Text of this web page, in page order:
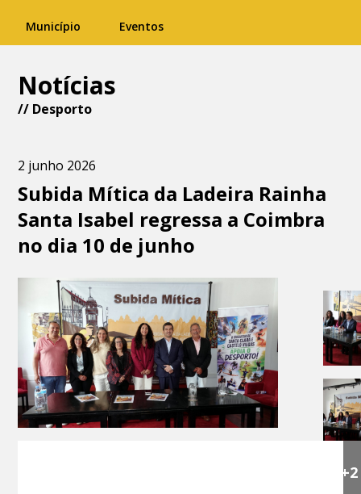
Município Eventos
Notícias
// Desporto
2 junho 2026
Subida Mítica da Ladeira Rainha
Santa Isabel regressa a Coimbra
no dia 10 de junho
+2